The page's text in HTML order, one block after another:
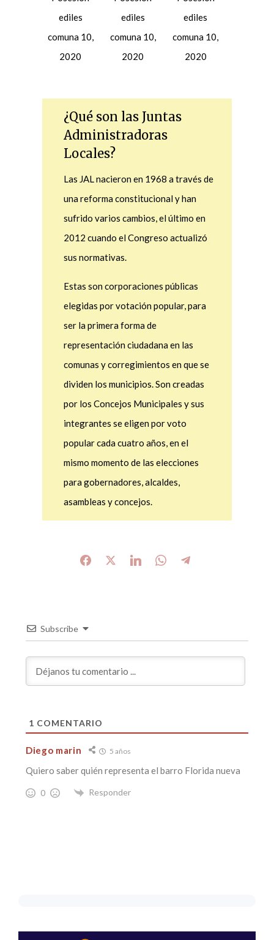
2020 2020 2020
Locales?
Las JAL nacieron en 1968 a través de
una reforma constitucional y han
sufrido varios cambios, el último en
2012 cuando el Congreso actualizó
sus normativas.
Estas son corporaciones públicas
elegidas por votación popular, para
ser la primera forma de
representación ciudadana en las
comunas y corregimientos en que se
dividen los municipios. Son creadas
por los Concejos Municipales y sus
integrantes se eligen por voto
popular cada cuatro años, en el
mismo momento de las elecciones
para gobernadores, alcaldes,
asambleas y concejos.
COMENTARIO
Quiero saber quién representa el barro Florida nueva
0 Responder